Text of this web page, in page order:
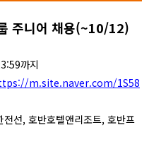
주니어 채용(~10/12)
까지
m.site.naver.com/1S58
선, 호반호텔앤리조트, 호반프